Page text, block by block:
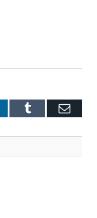
Tumblr E-